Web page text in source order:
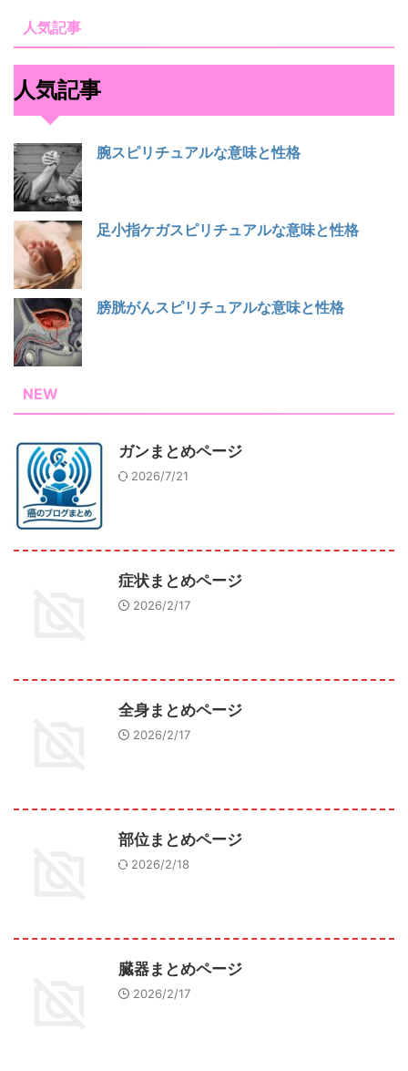
人気記事
人気記事
腕スピリチュアルな意味と性格
足小指ケガスピリチュアルな意味と性格
膀胱がんスピリチュアルな意味と性格
NEW
ガンまとめページ
2026/7/21
症状まとめページ
2026/2/17
全身まとめページ
2026/2/17
部位まとめページ
2026/2/18
臓器まとめページ
2026/2/17